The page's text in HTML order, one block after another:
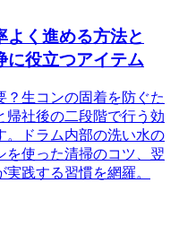
よく進める方法と
に役立つアイテム
？生コンの固着を防ぐた
帰社後の二段階で行う効
。ドラム内部の洗い水の
を使った清掃のコツ、翌
践する習慣を網羅。